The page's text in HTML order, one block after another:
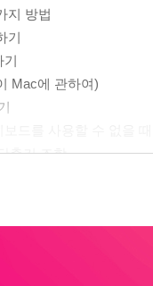
지 방법
기
기
Mac에 관하여)
축키 조합
및 제거하기
앱 영역 없애기
용하기